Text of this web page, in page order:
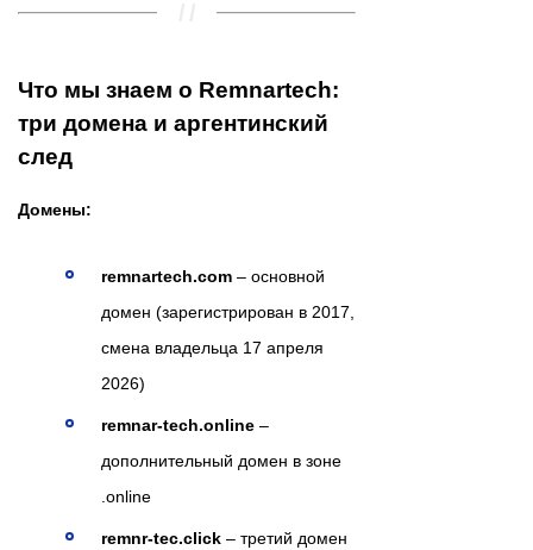
Что мы знаем о Remnartech:
три домена и аргентинский
след
Домены:
remnartech.com – основной
домен (зарегистрирован в 2017,
смена владельца 17 апреля
2026)
remnar-tech.online –
дополнительный домен в зоне
.online
remnr-tec.click – третий домен